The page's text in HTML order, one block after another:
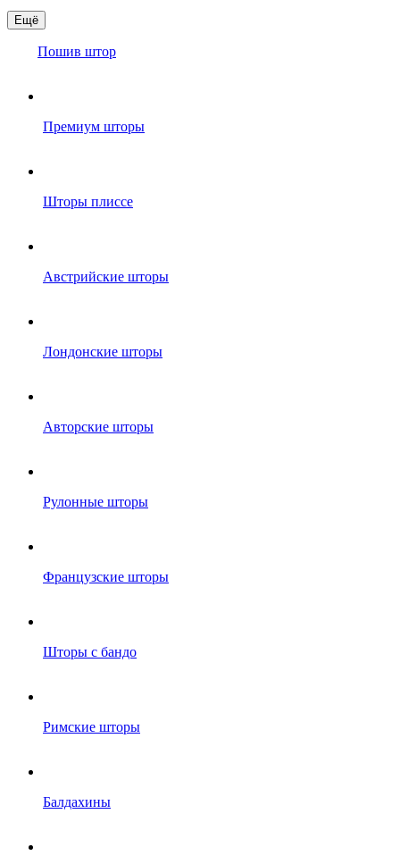
Ещё
Пошив штор
Премиум шторы
Шторы плиссе
Австрийские шторы
Лондонские шторы
Авторские шторы
Рулонные шторы
Французские шторы
Шторы с бандо
Римские шторы
Балдахины